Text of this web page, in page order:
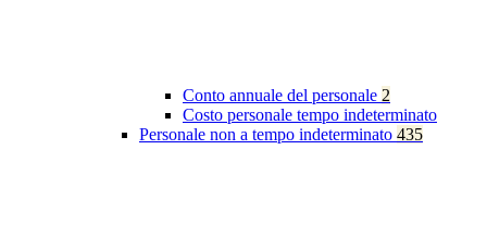
Conto annuale del personale 2
Costo personale tempo indeterminato
Personale non a tempo indeterminato 435